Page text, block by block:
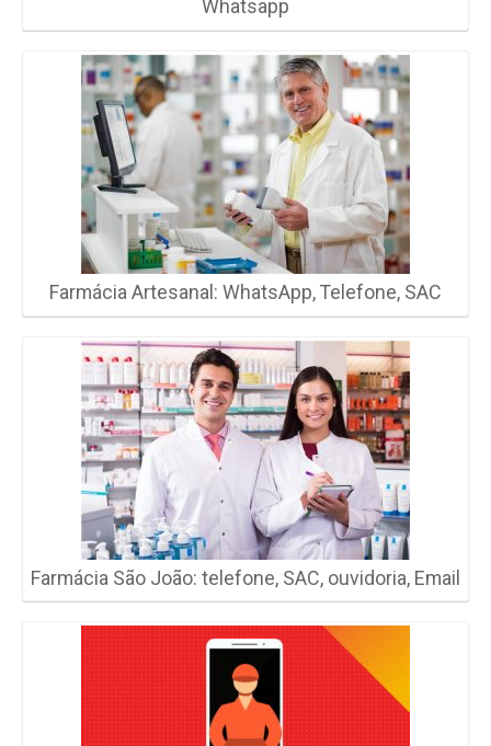
Whatsapp
Farmácia Artesanal: WhatsApp, Telefone, SAC
Farmácia São João: telefone, SAC, ouvidoria, Email